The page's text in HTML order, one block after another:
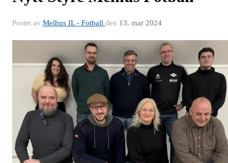
Postet av Melhus IL - Fotball den 13. mar 2024